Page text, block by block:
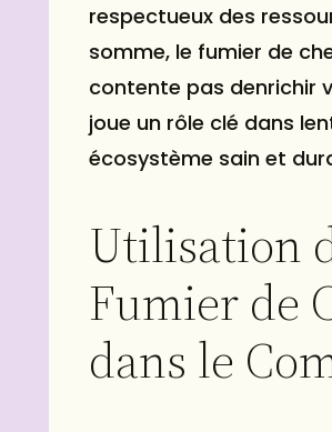
respectueux des
somme, le fumier de
contente pas denrichir
joue un rôle clé dans
écosystème sain et
Utilisation
Fumier de
dans le